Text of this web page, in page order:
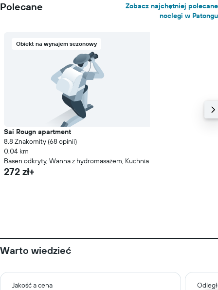
Polecane
Zobacz najchętniej polecane
noclegi w Patongu
Obiekt na wynajem sezonowy
Sai Rougn apartment
8.8 Znakomity (68 opinii)
0,04 km
Basen odkryty, Wanna z hydromasażem, Kuchnia
272 zł+
Warto wiedzieć
Jakość a cena